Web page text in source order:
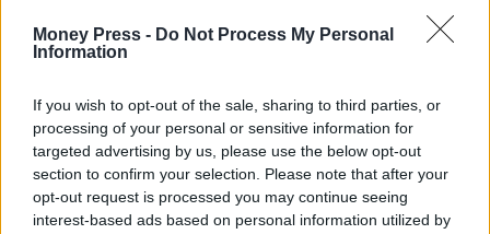
Money Press - Do Not Process My Personal
Information
If you wish to opt-out of the sale, sharing to third parties, or
processing of your personal or sensitive information for
targeted advertising by us, please use the below opt-out
section to confirm your selection. Please note that after your
opt-out request is processed you may continue seeing
interest-based ads based on personal information utilized by